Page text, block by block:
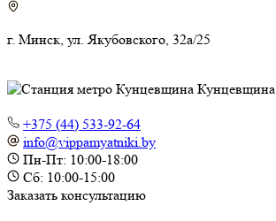
г. Минск, ул. Якубовского, 32а/25
Кунцевщина
+375 (44) 533-92-64
info@vippamyatniki.by
Пн-Пт: 10:00-18:00
Сб: 10:00-15:00
Заказать консультацию